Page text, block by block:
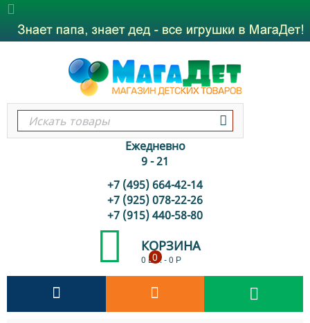
Ежедневно
9 - 21
+7 (495) 664-42-14
+7 (925) 078-22-26
+7 (915) 440-58-80
КОРЗИНА
0 шт.-0 Р
0